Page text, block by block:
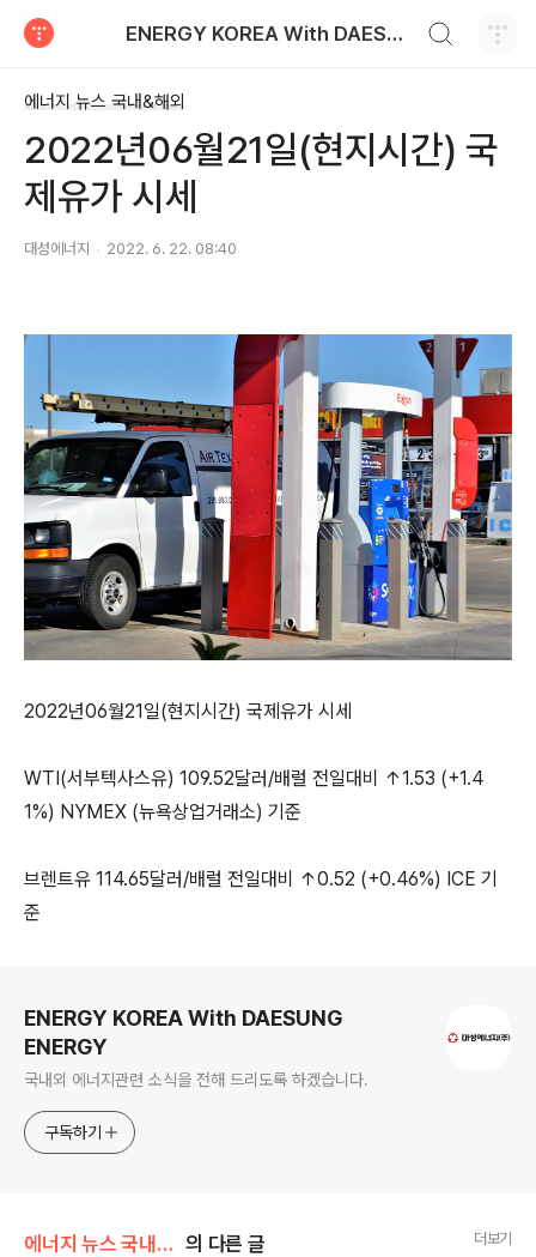
ENERGY KOREA With DAESUNG ENERGY
에너지 뉴스 국내&해외
2022년06월21일(현지시간) 국
제유가 시세
대성에너지 2022. 6. 22. 08:40
2022년06월21일(현지시간) 국제유가 시세
WTI(서부텍사스유) 109.52달러/배럴 전일대비 ↑1.53 (+1.4
1%) NYMEX (뉴욕상업거래소) 기준
브렌트유 114.65달러/배럴 전일대비 ↑0.52 (+0.46%) ICE 기
준
ENERGY KOREA With DAESUNG
ENERGY
국내외 에너지관련 소식을 전해 드리도록 하겠습니다.
구독하기
에너지 뉴스 국내&해외 의 다른 글 더보기